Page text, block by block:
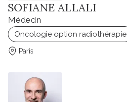
SOFIANE ALLALI
Médecin
Oncologie option radiothérapie
Paris